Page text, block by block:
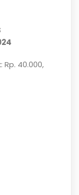
Rp. 40.000,